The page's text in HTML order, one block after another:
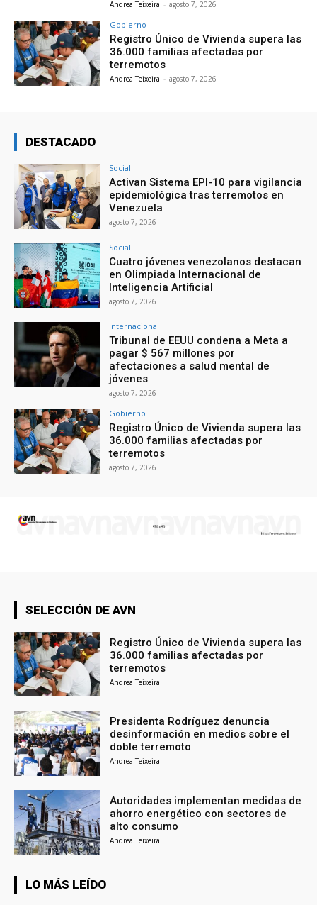
Andrea Teixeira - agosto 7, 2026
Gobierno
Registro Único de Vivienda supera las
36.000 familias afectadas por
terremotos
Andrea Teixeira - agosto 7, 2026
DESTACADO
Social
Activan Sistema EPI-10 para vigilancia
epidemiológica tras terremotos en
Venezuela
agosto 7, 2026
Social
Cuatro jóvenes venezolanos destacan
en Olimpiada Internacional de
Inteligencia Artificial
agosto 7, 2026
Internacional
Tribunal de EEUU condena a Meta a
pagar $ 567 millones por
afectaciones a salud mental de
jóvenes
agosto 7, 2026
Gobierno
Registro Único de Vivienda supera las
36.000 familias afectadas por
terremotos
agosto 7, 2026
SELECCIÓN DE AVN
Registro Único de Vivienda supera las
36.000 familias afectadas por
terremotos
Andrea Teixeira
Presidenta Rodríguez denuncia
desinformación en medios sobre el
doble terremoto
Andrea Teixeira
Autoridades implementan medidas de
ahorro energético con sectores de
alto consumo
Andrea Teixeira
LO MÁS LEÍDO